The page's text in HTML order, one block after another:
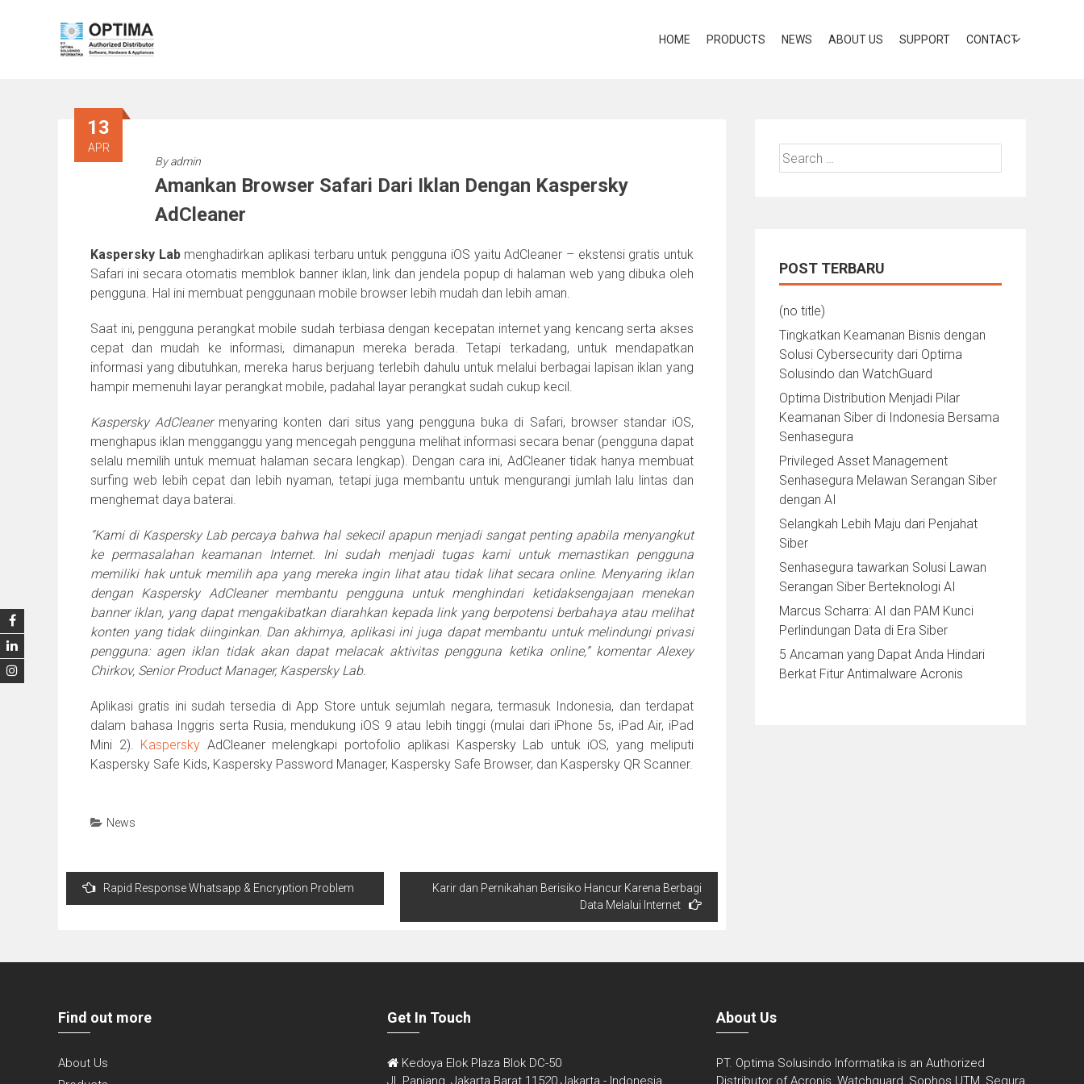
HOME PRODUCTS NEWS ABOUT US SUPPORT CONTACT
13
APR
Byadmin
Amankan Browser Safari Dari Iklan Dengan Kaspersky
AdCleaner
Kaspersky Labmenghadirkan aplikasi terbaru untuk pengguna iOS yaitu AdCleaner – ekstensi gratis untuk
Safari ini secara otomatis memblok banner iklan, link dan jendela popup di halaman web yang dibuka oleh
pengguna. Hal ini membuat penggunaan mobile browser lebih mudah dan lebih aman.
Saat ini, pengguna perangkat mobile sudah terbiasa dengan kecepatan internet yang kencang serta akses
cepat dan mudah ke informasi, dimanapun mereka berada. Tetapi terkadang, untuk mendapatkan
informasi yang dibutuhkan, mereka harus berjuang terlebih dahulu untuk melalui berbagai lapisan iklan yang
hampir memenuhi layar perangkat mobile, padahal layar perangkat sudah cukup kecil.
Kaspersky AdCleanermenyaring konten dari situs yang pengguna buka di Safari, browser standar iOS,
menghapus iklan mengganggu yang mencegah pengguna melihat informasi secara benar (pengguna dapat
selalu memilih untuk memuat halaman secara lengkap). Dengan cara ini, AdCleaner tidak hanya membuat
surfing web lebih cepat dan lebih nyaman, tetapi juga membantu untuk mengurangi jumlah lalu lintas dan
menghemat daya baterai.
“Kami di Kaspersky Lab percaya bahwa hal sekecil apapun menjadi sangat penting apabila menyangkut
ke permasalahan keamanan Internet. Ini sudah menjadi tugas kami untuk memastikan pengguna
memiliki hak untuk memilih apa yang mereka ingin lihat atau tidak lihat secara online. Menyaring iklan
dengan Kaspersky AdCleaner membantu pengguna untuk menghindari ketidaksengajaan menekan
banner iklan, yang dapat mengakibatkan diarahkan kepada link yang berpotensi berbahaya atau melihat
konten yang tidak diinginkan. Dan akhirnya, aplikasi ini juga dapat membantu untuk melindungi privasi
pengguna: agen iklan tidak akan dapat melacak aktivitas pengguna ketika online,” komentar Alexey
Chirkov, Senior Product Manager, Kaspersky Lab.
Aplikasi gratis ini sudah tersedia di App Store untuk sejumlah negara, termasuk Indonesia, dan terdapat
dalam bahasa Inggris serta Rusia, mendukung iOS 9 atau lebih tinggi (mulai dari iPhone 5s, iPad Air, iPad
Mini 2). Kaspersky AdCleaner melengkapi portofolio aplikasi Kaspersky Lab untuk iOS, yang meliputi
Kaspersky Safe Kids, Kaspersky Password Manager, Kaspersky Safe Browser, dan Kaspersky QR Scanner.
News
Post
navigation
Rapid Response Whatsapp & Encryption Problem
Karir dan Pernikahan Berisiko Hancur Karena Berbagi
Data Melalui Internet
Search
for:
POST TERBARU
(no title)
Tingkatkan Keamanan Bisnis dengan
Solusi Cybersecurity dari Optima
Solusindo dan WatchGuard
Optima Distribution Menjadi Pilar
Keamanan Siber di Indonesia Bersama
Senhasegura
Privileged Asset Management
Senhasegura Melawan Serangan Siber
dengan AI
Selangkah Lebih Maju dari Penjahat
Siber
Senhasegura tawarkan Solusi Lawan
Serangan Siber Berteknologi AI
Marcus Scharra: AI dan PAM Kunci
Perlindungan Data di Era Siber
5 Ancaman yang Dapat Anda Hindari
Berkat Fitur Antimalware Acronis
Find out more
About Us
Get In Touch
Kedoya Elok Plaza Blok DC-50
Jl. Panjang, Jakarta Barat 11520 Jakarta - Indonesia
About Us
PT. Optima Solusindo Informatika is an Authorized
Distributor of Acronis, Watchguard, Sophos UTM, Segura